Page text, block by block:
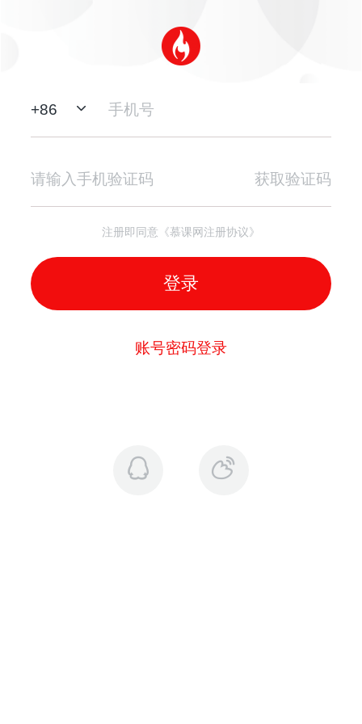
+86
获取验证码
注册即同意《慕课网注册协议》
登录
账号密码登录